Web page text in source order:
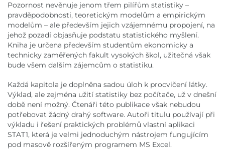
Pozornost nevěnuje jenom třem pilířům statistiky –
pravděpodobnosti, teoretickým modelům a empirickým
modelům – ale především jejich vzájemnému propojení, na
jehož pozadí objasňuje podstatu statistického myšlení.
Kniha je určena především studentům ekonomicky a
technicky zaměřených fakult vysokých škol, užitečná však
bude všem dalším zájemcům o statistiku.
Každá kapitola je doplněna sadou úloh k procvičení látky.
Výklad, ale zejména užití statistiky bez počítače, už v dnešní
době není možný. Čtenáři této publikace však nebudou
potřebovat žádný drahý software. Autoři titulu používají při
výkladu i řešení praktických problémů vlastní aplikaci
STAT1, která je velmi jednoduchým nástrojem fungujícím
pod masově rozšířeným programem MS Excel.